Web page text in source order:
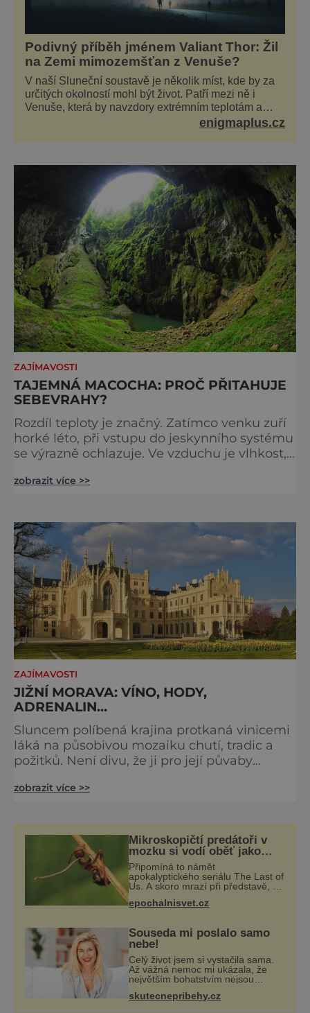
Podivný příběh jménem Valiant Thor: Žil
na Zemi mimozemšťan z Venuše?
V naší Sluneční soustavě je několik míst, kde by za
určitých okolností mohl být život. Patří mezi ně i
Venuše, která by navzdory extrémním teplotám a
smrtícímu složení atmosféry teoreticky mohla ukrývat
enigmaplus.cz
ZAJÍMAVOSTI
TAJEMNÁ MACOCHA: PROČ PŘITAHUJE
SEBEVRAHY?
Rozdíl teploty je značný. Zatímco venku zuří
horké léto, při vstupu do jeskynního systému
se výrazně ochlazuje. Ve vzduchu je vlhkost,
stometrové hloubky propasti Macocha je
dno během pouhých čtyř vteřin. Píše se rok
1723. Kněz minoritského kláštera v Brně a
jeho pozdější p
zobrazit více >>
ZAJÍMAVOSTI
JIŽNÍ MORAVA: VÍNO, HODY,
ADRENALIN…
Sluncem políbená krajina protkaná vinicemi
láká na působivou mozaiku chutí, tradic a
požitků. Není divu, že ji pro její půvaby
Jižní Morava má ale také druhou,
má Bordeaux, my zase Jižní Moravu. Mekce
lahodného vína a nádherných scenérií
každoročně neodolají tisíce
zobrazit více >>
Mikroskopičtí predátoři v
mozku si vodí oběť jako
loutku
Připomíná to námět
apokalyptického seriálu The Last of
Us. A skoro mrazí při představě, že
běžně – s tím rozdílem, že nejde
epochalnisvet.cz
Souseda mi poslalo samo
nebe!
Celý život jsem si vystačila sama.
Až vážná nemoc mi ukázala, že
největším bohatstvím nejsou
který je ochotný podat pomocnou
skutecnepribehy.cz